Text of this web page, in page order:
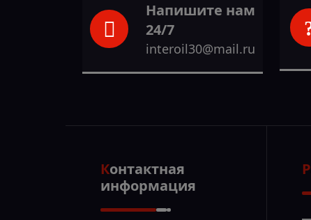
Напишите нам
24/7
interoil30@mail.ru
Контактная
информация